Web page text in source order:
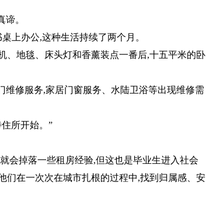
。
上办公,这种生活持续了两个月。
地毯、床头灯和香薰装点一番后,十五平米的卧
维修服务,家居门窗服务、水陆卫浴等出现维修需
所开始。”
会掉落一些租房经验,但这也是毕业生进入社会
们在一次次在城市扎根的过程中,找到归属感、安